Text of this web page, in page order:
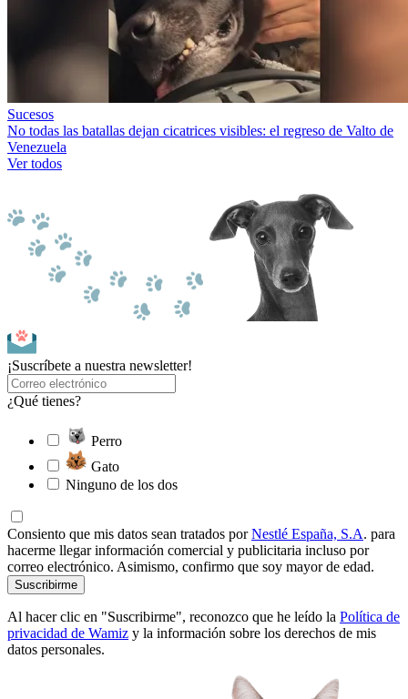
Sucesos
No todas las batallas dejan cicatrices visibles: el regreso de Valto de
Venezuela
Ver todos
¡Suscríbete a nuestra newsletter!
¿Qué tienes?
Perro
Gato
Ninguno de los dos
Consiento que mis datos sean tratados porNestlé España, S.A. para
hacerme llegar información comercial y publicitaria incluso por
correo electrónico. Asimismo, confirmo que soy mayor de edad.
Suscribirme
Al hacer clic en "Suscribirme", reconozco que he leído la Política de
privacidad de Wamiz y la información sobre los derechos de mis
datos personales.